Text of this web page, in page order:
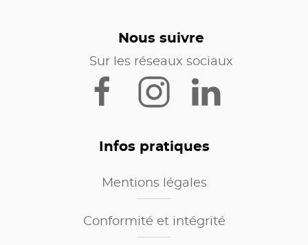
Nous suivre
Sur les réseaux sociaux
Infos pratiques
Mentions légales
Conformité et intégrité